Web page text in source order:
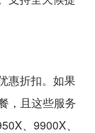
惠折扣。如果
，且这些服务
、9900X、